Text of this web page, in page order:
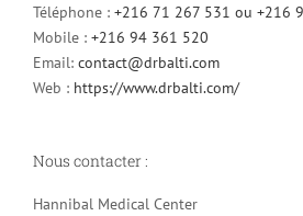
Téléphone : +216 71 267 531 ou +216
Mobile : +216 94 361 520
Email: contact@drbalti.com
Web : https://www.drbalti.com/
Nous contacter :
Hannibal Medical Center